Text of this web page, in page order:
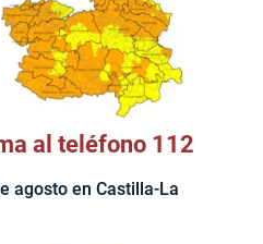
al teléfono 112
agosto en Castilla-La